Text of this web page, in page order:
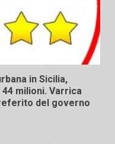
in Sicilia,
milioni. Varrica
del governo